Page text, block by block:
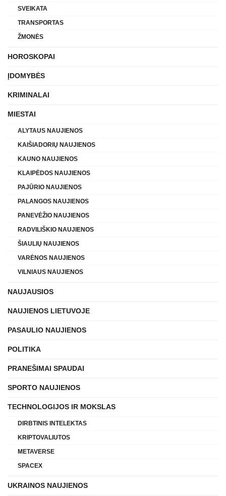
SVEIKATA
TRANSPORTAS
ŽMONĖS
HOROSKOPAI
ĮDOMYBĖS
KRIMINALAI
MIESTAI
ALYTAUS NAUJIENOS
KAIŠIADORIŲ NAUJIENOS
KAUNO NAUJIENOS
KLAIPĖDOS NAUJIENOS
PAJŪRIO NAUJIENOS
PALANGOS NAUJIENOS
PANEVĖŽIO NAUJIENOS
RADVILIŠKIO NAUJIENOS
ŠIAULIŲ NAUJIENOS
VARĖNOS NAUJIENOS
VILNIAUS NAUJIENOS
NAUJAUSIOS
NAUJIENOS LIETUVOJE
PASAULIO NAUJIENOS
POLITIKA
PRANEŠIMAI SPAUDAI
SPORTO NAUJIENOS
TECHNOLOGIJOS IR MOKSLAS
DIRBTINIS INTELEKTAS
KRIPTOVALIUTOS
METAVERSE
SPACEX
UKRAINOS NAUJIENOS